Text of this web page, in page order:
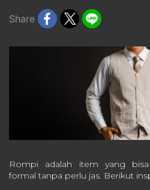
Share
Rompi adalah item yang
formal tanpa perlu jas. Berikut